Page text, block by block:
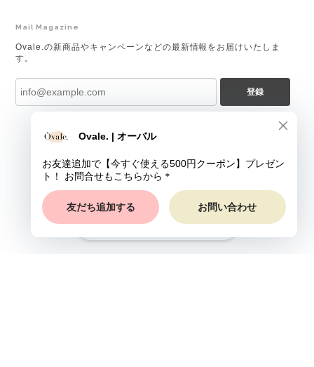
Mail Magazine
Ovale.の新商品やキャンペーンなどの最新情報をお届けいたしま
す。
登録
ショップに質問する